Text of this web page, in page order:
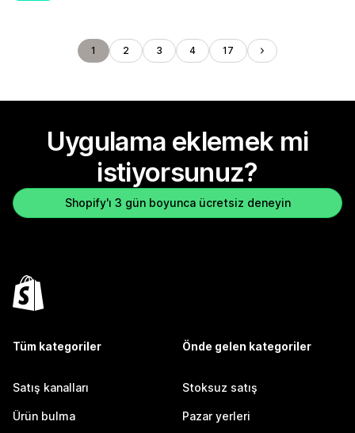
1 2 3 4 17
Uygulama eklemek mi
istiyorsunuz?
Shopify'ı 3 gün boyunca ücretsiz deneyin
Tüm kategoriler
Satış kanalları
Ürün bulma
Önde gelen kategoriler
Stoksuz satış
Pazar yerleri